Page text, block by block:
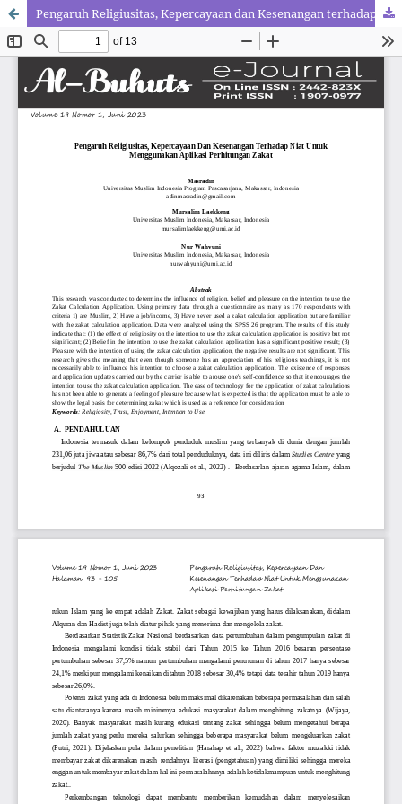
Pengaruh Religiusitas, Kepercayaan dan Kesenangan terhadap Niat Untuk Menggunakan Aplikasi Perhitungan Zakat